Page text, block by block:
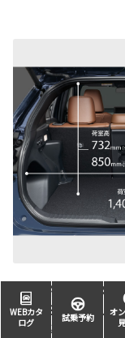
6:4分割アジャス
［GR SPORT、
に標準装備］
WEBカタ
ログ
試乗予約
オ